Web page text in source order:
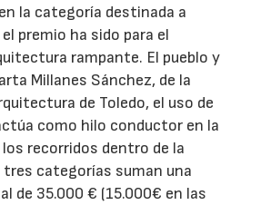
la categoría destinada a
premio ha sido para el
rampante. El pueblo y
Millanes Sánchez, de la
de Toledo, el uso de
como hilo conductor en la
recorridos dentro de la
tres categorías suman una
de 35.000 € (15.000€ en las